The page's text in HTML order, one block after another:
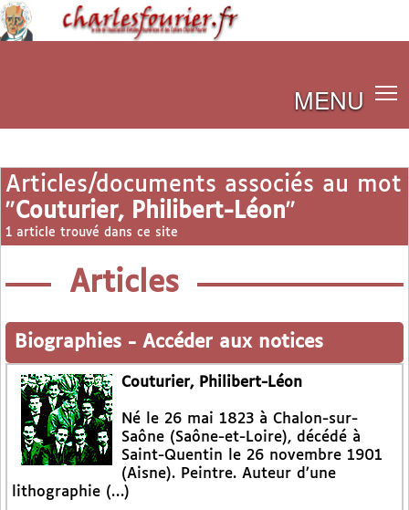
MENU
Articles/documents associés au mot
"Couturier, Philibert-Léon"
1 article trouvé dans ce site
Articles
Biographies - Accéder aux notices
Couturier, Philibert-Léon
Né le 26 mai 1823 à Chalon-sur-
Saône (Saône-et-Loire), décédé à
Saint-Quentin le 26 novembre 1901
(Aisne). Peintre. Auteur d’une
lithographie (…)